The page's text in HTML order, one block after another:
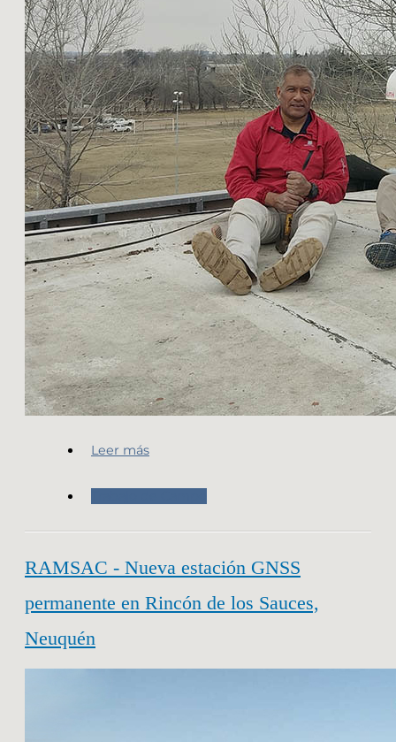
Leer más
RAMSAC - Nueva estación GNSS
permanente en Rincón de los Sauces,
Neuquén